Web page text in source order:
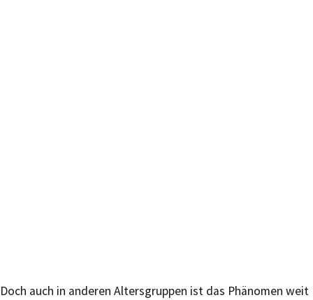
Doch auch in anderen Altersgruppen ist das Phänomen weit